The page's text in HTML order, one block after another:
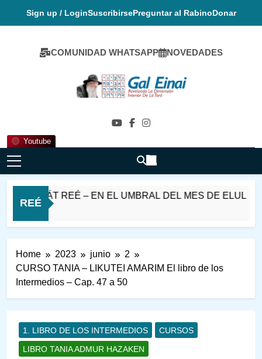
Sign up / LoginSuscribirsePreguntar al RabinoDonar
COMUNIDAD WHATSAPP NOVEDADES
Youtube
Gal Einai En
REÉ
REÉ – EN EL UMBRAL DEL MES DE ELUL
Home 2023 junio
2
CURSO TANIA – LIKUTEI AMARIM El libro de los
Intermedios – Cap. 47 a 50
1. LIBRO DE LOS INTERMEDIOS
CURSOS
LIBRO TANIA ADMUR HAZAKEN